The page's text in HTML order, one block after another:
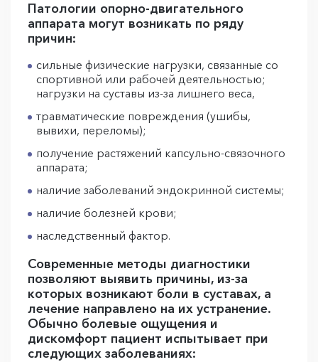
Патологии опорно-двигательного
аппарата могут возникать по ряду
причин:
сильные физические нагрузки, связанные со
спортивной или рабочей деятельностью;
нагрузки на суставы из-за лишнего веса,
травматические повреждения (ушибы,
вывихи, переломы);
получение растяжений капсульно-связочного
аппарата;
наличие заболеваний эндокринной системы;
наличие болезней крови;
наследственный фактор.
Современные методы диагностики
позволяют выявить причины, из-за
которых возникают боли в суставах, а
лечение направлено на их устранение.
Обычно болевые ощущения и
дискомфорт пациент испытывает при
следующих заболеваниях: